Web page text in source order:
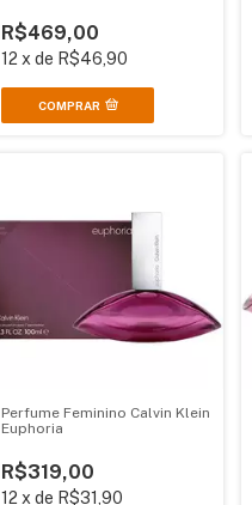
R$469,00
12 xde R$46,90
COMPRAR
Perfume Feminino Calvin Klein
Euphoria
R$319,00
12 x de R$31,90